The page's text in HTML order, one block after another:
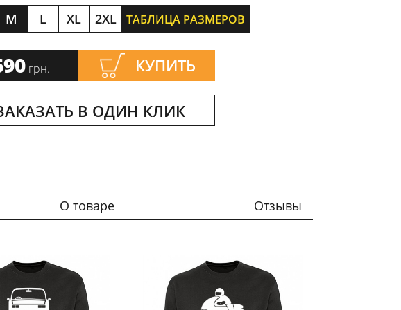
M L XL 2XL ТАБЛИЦА РАЗМЕРОВ
грн. КУПИТЬ
В ОДИН КЛИК
О товаре Отзывы